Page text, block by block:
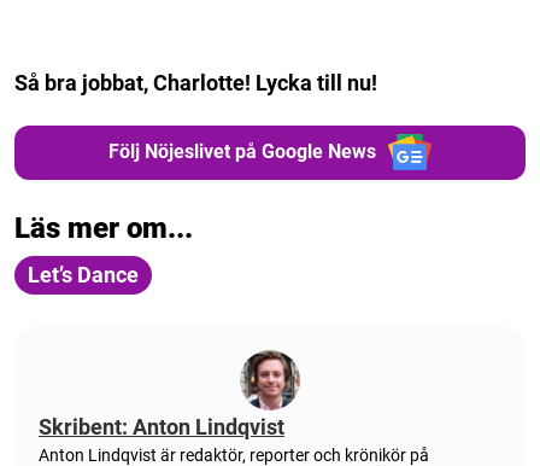
Så bra jobbat, Charlotte! Lycka till nu!
Följ Nöjeslivet på Google News
Läs mer om...
Let’s Dance
Skribent: Anton Lindqvist
Anton Lindqvist är redaktör, reporter och krönikör på